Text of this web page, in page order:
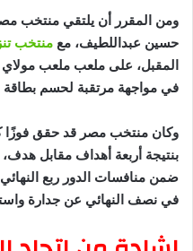
ومن المقرر أن يلتقي منتخب مصر
حسين عبداللطيف، مع منتخب
المقبل، على ملعب ملعب مولاي
في مواجهة مرتقبة لحسم بطاقة
وكان منتخب مصر قد حقق فوزًا
بنتيجة أربعة أهداف مقابل
ضمن منافسات الدور ربع
في نصف النهائي عن جدارة